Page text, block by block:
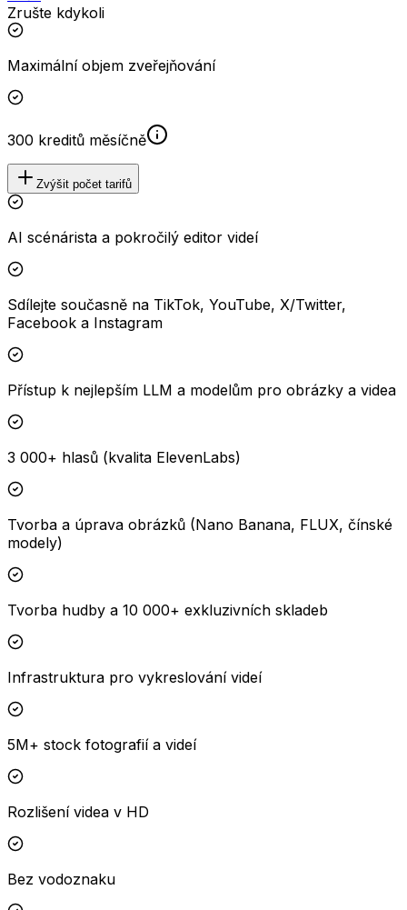
Zrušte kdykoli
Maximální objem zveřejňování
300 kreditů měsíčně
Zvýšit počet tarifů
AI scénárista a pokročilý editor videí
Sdílejte současně na TikTok, YouTube, X/Twitter,
Facebook a Instagram
Přístup k nejlepším LLM a modelům pro obrázky a videa
3 000+ hlasů (kvalita ElevenLabs)
Tvorba a úprava obrázků (Nano Banana, FLUX, čínské
modely)
Tvorba hudby a 10 000+ exkluzivních skladeb
Infrastruktura pro vykreslování videí
5M+ stock fotografií a videí
Rozlišení videa v HD
Bez vodoznaku